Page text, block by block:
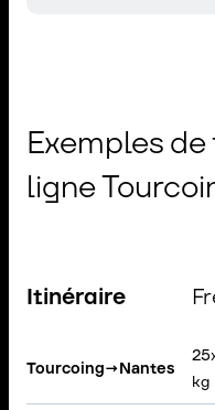
Exemples
ligne
Itinéraire
Tourcoing→Nantes
kg